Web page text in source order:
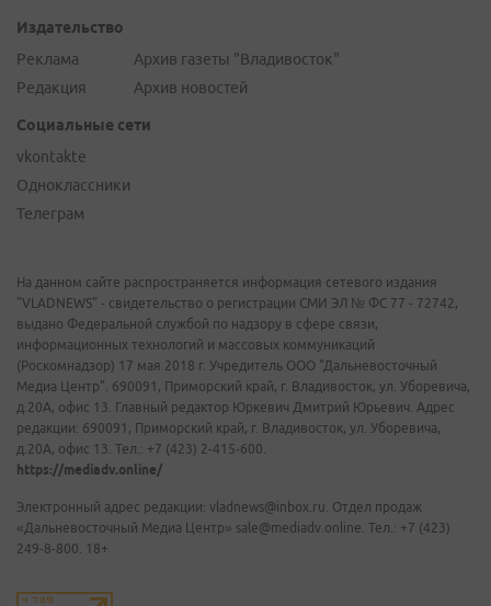
Издательство
Реклама
Редакция
Архив газеты "Владивосток"
Архив новостей
Социальные сети
vkontakte
Одноклассники
Телеграм
На данном сайте распространяется информация сетевого издания
"VLADNEWS" - свидетельство о регистрации СМИ ЭЛ № ФС 77 - 72742,
выдано Федеральной службой по надзору в сфере связи,
информационных технологий и массовых коммуникаций
(Роскомнадзор) 17 мая 2018 г. Учредитель ООО "Дальневосточный
Медиа Центр". 690091, Приморский край, г. Владивосток, ул. Уборевича,
д.20А, офис 13. Главный редактор Юркевич Дмитрий Юрьевич. Адрес
редакции: 690091, Приморский край, г. Владивосток, ул. Уборевича,
д.20А, офис 13. Тел.: +7 (423) 2-415-600.
https://mediadv.online/
Электронный адрес редакции: vladnews@inbox.ru. Отдел продаж
«Дальневосточный Медиа Центр» sale@mediadv.online. Тел.: +7 (423)
249-8-800. 18+